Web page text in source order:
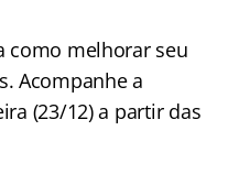
como melhorar seu
Acompanhe a
(23/12) a partir das